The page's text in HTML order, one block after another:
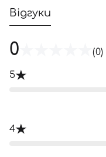
Відгуки
0 (0)
5
4